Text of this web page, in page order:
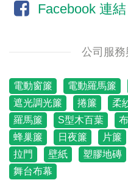
Facebook 連結
公司服
電動窗簾 電動羅馬簾
遮光調光簾
捲簾 柔
羅馬簾
S型木百葉
蜂巢簾
日夜簾 片簾
拉門
壁紙 塑膠地磚
舞台布幕